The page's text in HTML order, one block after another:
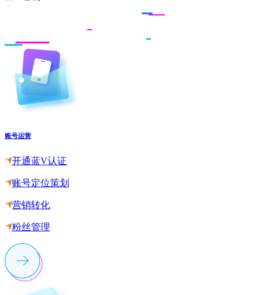
账号运营
开通蓝V认证
账号定位策划
营销转化
粉丝管理